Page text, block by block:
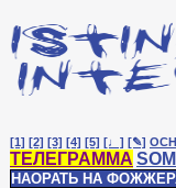
[1] [2] [3] [4] [5] [♩] [✎]
ТЕЛЕГРАММА
НАОРАТЬ НА